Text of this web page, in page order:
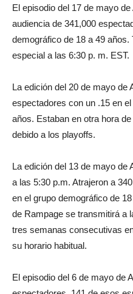
El episodio del 17 de mayo
audiencia de 341,000
demográfico de 18 a 49 años.
especial a las 6:30 p. m. EST.
La edición del 20 de mayo de
espectadores con un .15 en
años. Estaban en otra hora
debido a los playoffs.
La edición del 13 de mayo de
a las 5:30 p.m. Atrajeron a
en el grupo demográfico de
de Rampage se transmitirá a
tres semanas consecutivas
su horario habitual.
El episodio del 6 de mayo de